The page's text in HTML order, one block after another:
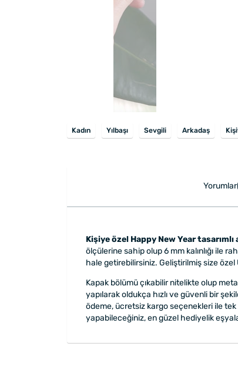
Kadın Yılbaşı Sevgili Arkadaş
Kişiye özel Happy New Year
ölçülerine sahip olup 6 mm kalınlığı ile
hale getirebilirsiniz. Geliştirilmiş size özel
Kapak bölümü çıkabilir nitelikte olup
yapılarak oldukça hızlı ve güvenli bir
ödeme, ücretsiz kargo seçenekleri ile
yapabileceğiniz, en güzel hediyelik